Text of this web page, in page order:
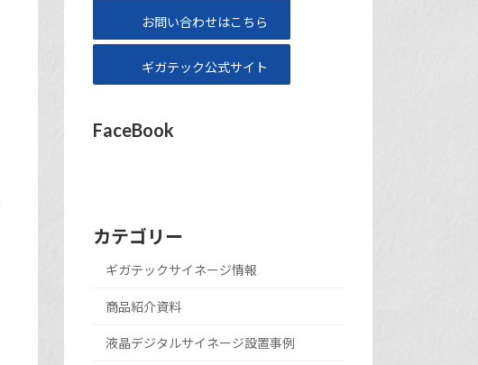
お問い合わせはこちら
ギガテック公式サイト
FaceBook
カテゴリー
ギガテックサイネージ情報
商品紹介資料
液晶デジタルサイネージ設置事例